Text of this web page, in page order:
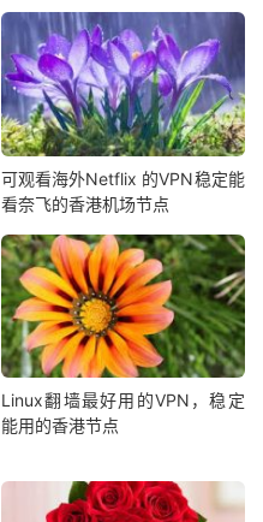
可观看海外Netflix 的VPN稳定能
看奈飞的香港机场节点
Linux翻墙最好用的VPN，稳定
能用的香港节点